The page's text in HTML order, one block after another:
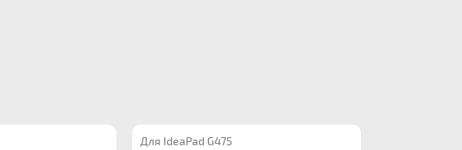
Для IdeaPad G475